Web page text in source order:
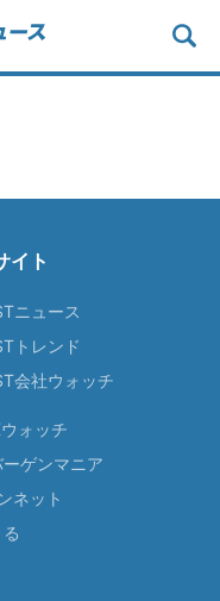
イト
ニュース
トレンド
会社ウォッチ
ォッチ
ゲンマニア
ネット